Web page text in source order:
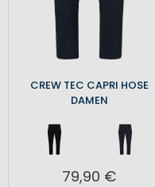
CREW TEC CAPRI HOSE
DAMEN
79,90 €